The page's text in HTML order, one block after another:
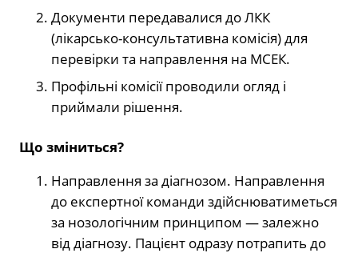
Документи передавалися до ЛКК
(лікарсько-консультативна комісія) для
перевірки та направлення на МСЕК.
Профільні комісії проводили огляд і
приймали рішення.
Що зміниться?
Направлення за діагнозом. Направлення
до експертної команди здійснюватиметься
за нозологічним принципом — залежно
від діагнозу. Пацієнт одразу потрапить до